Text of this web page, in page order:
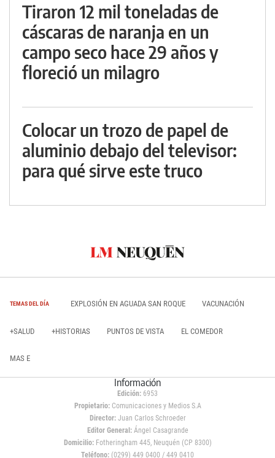
Tiraron 12 mil toneladas de
cáscaras de naranja en un
campo seco hace 29 años y
floreció un milagro
Colocar un trozo de papel de
aluminio debajo del televisor:
para qué sirve este truco
TEMAS DEL DÍA EXPLOSIÓN EN AGUADA SAN ROQUE VACUNACIÓN
+SALUD +HISTORIAS PUNTOS DE VISTA EL COMEDOR
MAS E
Información
Edición: 6953
Propietario:Comunicaciones y Medios S.A
Director: Juan Carlos Schroeder
Editor General:Ángel Casagrande
Domicilio:Fotheringham 445, Neuquén (CP 8300)
Teléfono: (0299) 449 0400 / 449 0410